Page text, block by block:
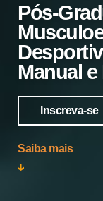
Pós-
Manual
Inscreva-se
Saiba mais